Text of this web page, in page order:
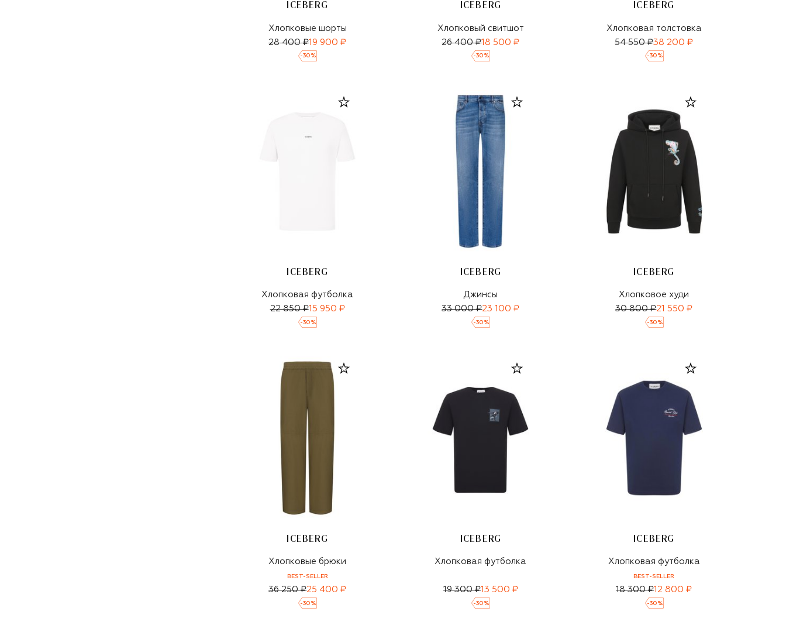
ICEBERG
Хлопковые шорты
28 400 ₽19 900 ₽
-30 %
ICEBERG
Хлопковый свитшот
26 400 ₽18 500 ₽
-30 %
ICEBERG
Хлопковая толстовка
54 550 ₽38 200 ₽
-30 %
ICEBERG
Хлопковая футболка
22 850 ₽15 950 ₽
-30 %
ICEBERG
Джинсы
33 000 ₽23 100 ₽
-30 %
ICEBERG
Хлопковое худи
30 800 ₽21 550 ₽
-30 %
ICEBERG
Хлопковые брюки
BEST-SELLER
36 250 ₽25 400 ₽
-30 %
ICEBERG
Хлопковая футболка
19 300 ₽13 500 ₽
-30 %
ICEBERG
Хлопковая футболка
BEST-SELLER
18 300 ₽12 800 ₽
-30 %